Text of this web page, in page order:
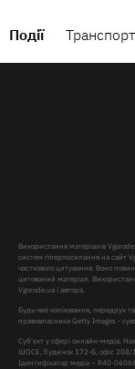
Події
Використання матеріалів
систем гіперпосилання на сайт
часткового цитування. Воно
цитований матеріал.
Vgorode.ua і автора.
Будь-яке копіювання, передрук
правовласника Getty Images -
Суб'єкт у сфері онлайн-медіа,
ШОСЕ, будинок 172-Б, офіс 208/
Ідентифікатор медіа – R40-06066